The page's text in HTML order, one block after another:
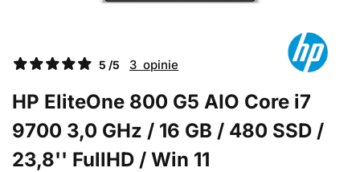
5 /5 3 opinie
HP EliteOne 800 G5 AIO Core i7
9700 3,0 GHz / 16 GB / 480 SSD /
23,8'' FullHD / Win 11